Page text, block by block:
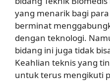
yang menarik bagi
berminat
dengan teknologi.
bidang ini juga tidak
Keahlian teknis yang
untuk terus mengikuti